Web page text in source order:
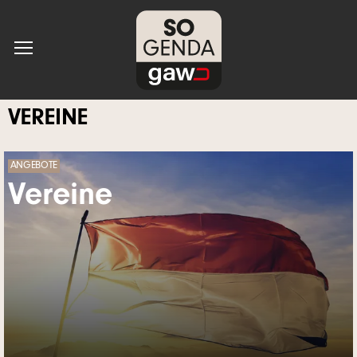
VEREINE
ANGEBOTE
Vereine